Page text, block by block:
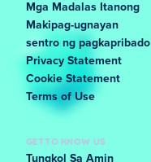
Mga Madalas Itanong
Makipag-ugnayan
sentro ng pagkapribado
Privacy Statement
Cookie Statement
Terms of Use
GET TO KNOW US
Tungkol Sa Amin